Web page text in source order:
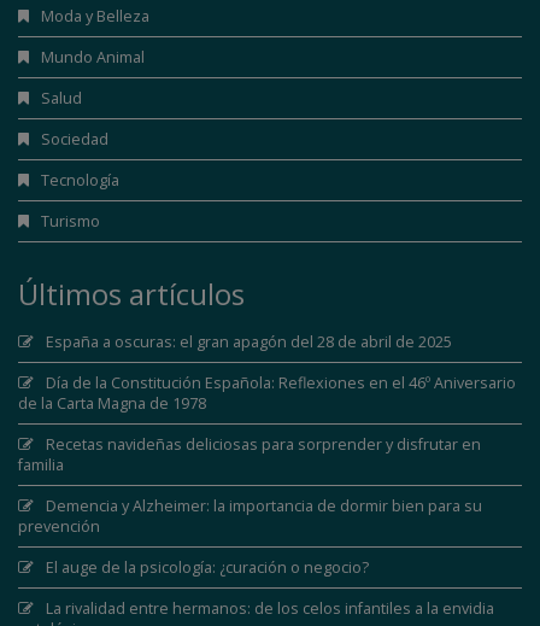
Moda y Belleza
Mundo Animal
Salud
Sociedad
Tecnología
Turismo
Últimos artículos
España a oscuras: el gran apagón del 28 de abril de 2025
Día de la Constitución Española: Reflexiones en el 46º Aniversario
de la Carta Magna de 1978
Recetas navideñas deliciosas para sorprender y disfrutar en
familia
Demencia y Alzheimer: la importancia de dormir bien para su
prevención
El auge de la psicología: ¿curación o negocio?
La rivalidad entre hermanos: de los celos infantiles a la envidia